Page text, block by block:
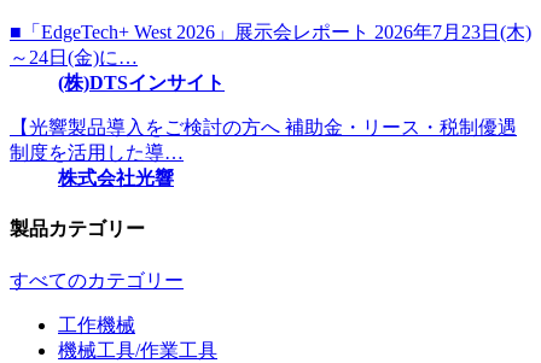
■「EdgeTech+ West 2026」展示会レポート 2026年7月23日(木)
～24日(金)に…
(株)DTSインサイト
【光響製品導入をご検討の方へ 補助金・リース・税制優遇
制度を活用した導…
株式会社光響
製品カテゴリー
すべてのカテゴリー
工作機械
機械工具/作業工具